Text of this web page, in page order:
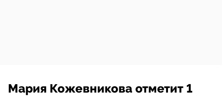
Мария Кожевникова отметит 1